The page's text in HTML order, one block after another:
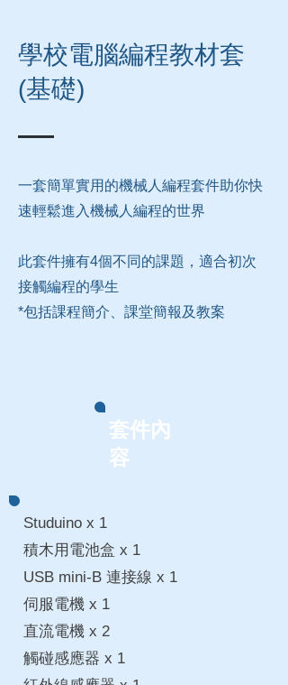
​學校電腦編程教材套
(基礎)
一套簡單實用的機械人編程套件助你快
速輕鬆進入機械人編程的世界
​此套件擁有4個不同的課題，適合初次
接觸編程的學生
*包括課程簡介、課堂簡報及教案
套件內
容
Studuino x 1
積木用電池盒 x 1
USB mini-B 連接線 x 1
​伺服電機 x 1
直流電機 x 2
觸碰感應器 x 1